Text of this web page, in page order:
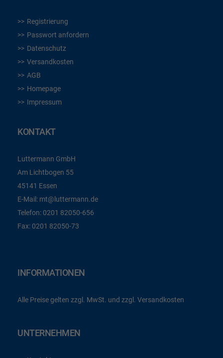
Registrierung
Passwort anfordern
Datenschutz
Versandkosten
AGB
Homepage
Impressum
KONTAKT
Luttermann GmbH
Am Lichtbogen 55
45141 Essen
E-Mail: mt@luttermann.de
Telefon: 0201 82050-656
Fax: 0201 82050-73
INFORMATIONEN
Alle Preise gelten zzgl. MwSt. und zzgl. Versandkosten
UNTERNEHMEN